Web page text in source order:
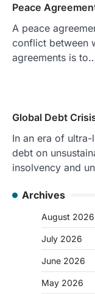
Peace
A peace
conflict between
agreements is
Global Debt
In an era of
debt on
insolvency and
Archives
August 2026
July 2026
June 2026
May 2026